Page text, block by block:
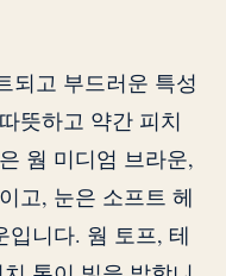
되고 부드러운 특성
뜻하고 약간 피치
웜 미디엄 브라운,
고, 눈은 소프트 헤
입니다. 웜 토프, 테